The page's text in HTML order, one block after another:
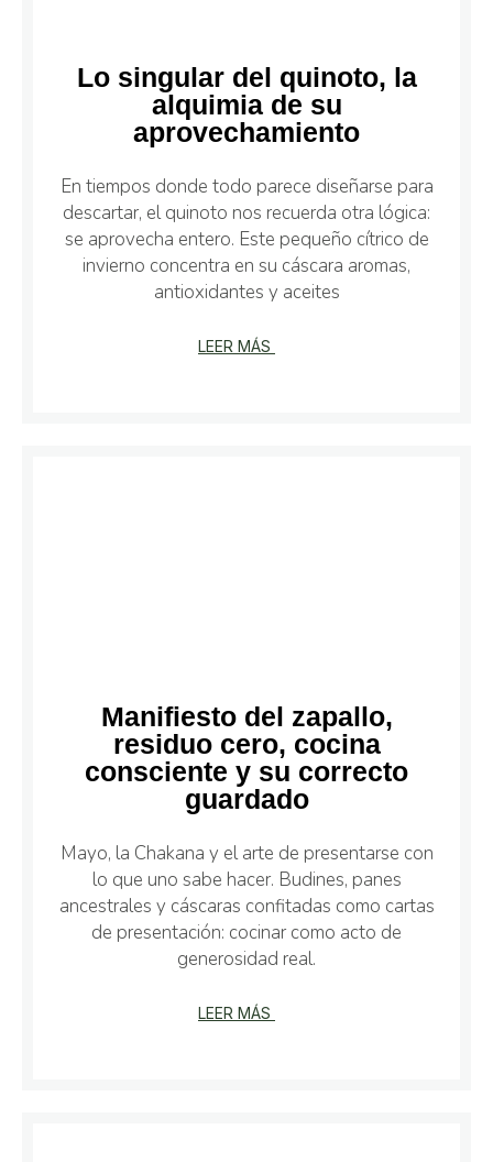
Lo singular del quinoto, la
alquimia de su
aprovechamiento
En tiempos donde todo parece diseñarse para
descartar, el quinoto nos recuerda otra lógica:
se aprovecha entero. Este pequeño cítrico de
invierno concentra en su cáscara aromas,
antioxidantes y aceites
LEER MÁS
Manifiesto del zapallo,
residuo cero, cocina
consciente y su correcto
guardado
Mayo, la Chakana y el arte de presentarse con
lo que uno sabe hacer. Budines, panes
ancestrales y cáscaras confitadas como cartas
de presentación: cocinar como acto de
generosidad real.
LEER MÁS